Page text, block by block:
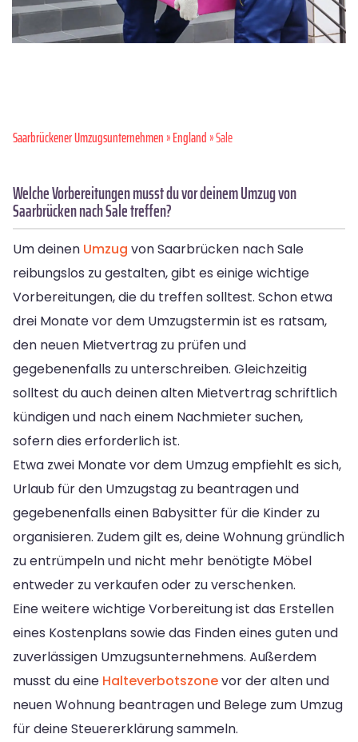
Saarbrückener Umzugsunternehmen»England» Sale
Welche Vorbereitungen musst du vor deinem Umzug von
Saarbrücken nach Sale treffen?
Um deinen Umzug von Saarbrücken nach Sale
reibungslos zu gestalten, gibt es einige wichtige
Vorbereitungen, die du treffen solltest. Schon etwa
drei Monate vor dem Umzugstermin ist es ratsam,
den neuen Mietvertrag zu prüfen und
gegebenenfalls zu unterschreiben. Gleichzeitig
solltest du auch deinen alten Mietvertrag schriftlich
kündigen und nach einem Nachmieter suchen,
sofern dies erforderlich ist.
Etwa zwei Monate vor dem Umzug empfiehlt es sich,
Urlaub für den Umzugstag zu beantragen und
gegebenenfalls einen Babysitter für die Kinder zu
organisieren. Zudem gilt es, deine Wohnung gründlich
zu entrümpeln und nicht mehr benötigte Möbel
entweder zu verkaufen oder zu verschenken.
Eine weitere wichtige Vorbereitung ist das Erstellen
eines Kostenplans sowie das Finden eines guten und
zuverlässigen Umzugsunternehmens. Außerdem
musst du eine Halteverbotszonevor der alten und
neuen Wohnung beantragen und Belege zum Umzug
für deine Steuererklärung sammeln.